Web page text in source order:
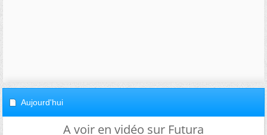
Aujourd'hui
A voir en vidéo sur Futura